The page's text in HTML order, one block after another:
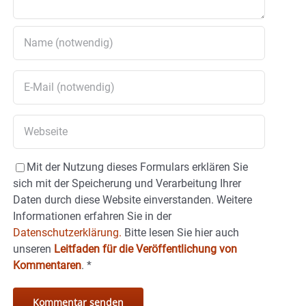
Mit der Nutzung dieses Formulars erklären Sie
sich mit der Speicherung und Verarbeitung Ihrer
Daten durch diese Website einverstanden. Weitere
Informationen erfahren Sie in der
Datenschutzerklärung. Bitte lesen Sie hier auch
unseren Leitfaden für die Veröffentlichung von
Kommentaren. *